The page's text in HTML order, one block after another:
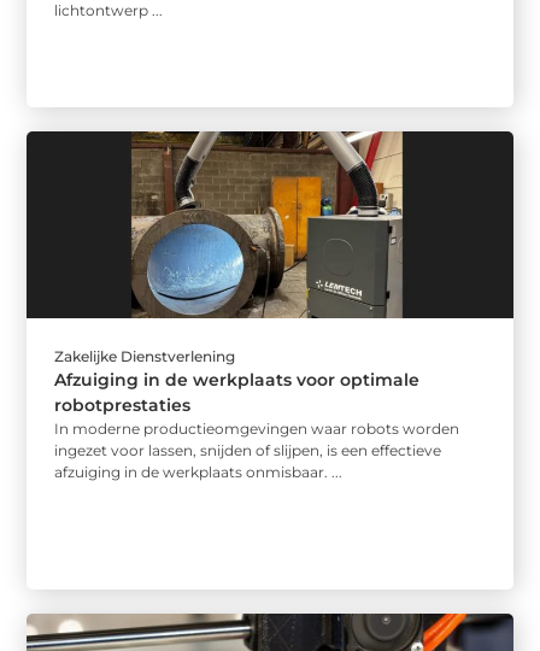
lichtontwerp ...
Zakelijke Dienstverlening
Afzuiging in de werkplaats voor optimale
robotprestaties
In moderne productieomgevingen waar robots worden
ingezet voor lassen, snijden of slijpen, is een effectieve
afzuiging in de werkplaats onmisbaar. ...